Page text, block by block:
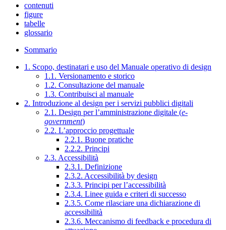
contenuti
figure
tabelle
glossario
Sommario
1. Scopo, destinatari e uso del Manuale operativo di design
1.1. Versionamento e storico
1.2. Consultazione del manuale
1.3. Contribuisci al manuale
2. Introduzione al design per i servizi pubblici digitali
2.1. Design per l’amministrazione digitale (e-
government)
2.2. L’approccio progettuale
2.2.1. Buone pratiche
2.2.2. Principi
2.3. Accessibilità
2.3.1. Definizione
2.3.2. Accessibilità by design
2.3.3. Principi per l’accessibilità
2.3.4. Linee guida e criteri di successo
2.3.5. Come rilasciare una dichiarazione di
accessibilità
2.3.6. Meccanismo di feedback e procedura di